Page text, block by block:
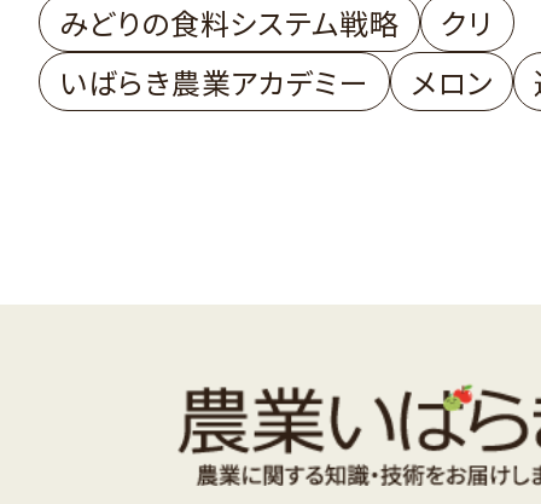
みどりの食料システム戦略
クリ
いばらき農業アカデミー
メロン